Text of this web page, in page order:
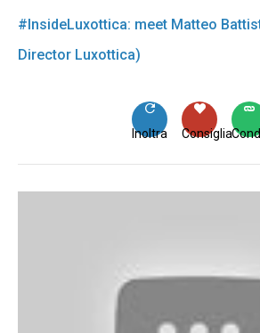
#InsideLuxottica: meet Matteo
Director Luxottica)
Consiglia
Inoltra